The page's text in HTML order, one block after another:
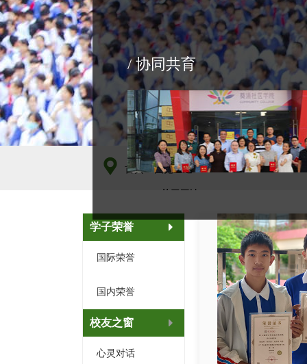
/ 协同共育
首页 - 图览亚迪
学子荣誉
国际荣誉
国内荣誉
校友之窗
心灵对话